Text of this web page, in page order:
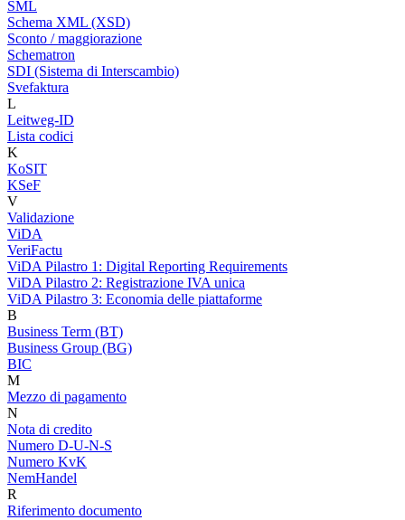
SML
Schema XML (XSD)
Sconto / maggiorazione
Schematron
SDI (Sistema di Interscambio)
Svefaktura
L
Leitweg-ID
Lista codici
K
KoSIT
KSeF
V
Validazione
ViDA
VeriFactu
ViDA Pilastro 1: Digital Reporting Requirements
ViDA Pilastro 2: Registrazione IVA unica
ViDA Pilastro 3: Economia delle piattaforme
B
Business Term (BT)
Business Group (BG)
BIC
M
Mezzo di pagamento
N
Nota di credito
Numero D-U-N-S
Numero KvK
NemHandel
R
Riferimento documento